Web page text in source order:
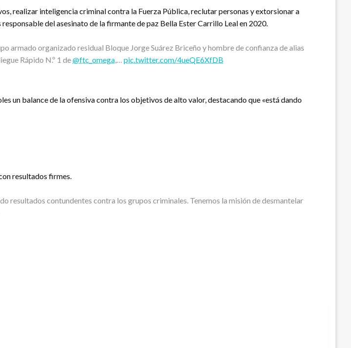
realizar inteligencia criminal contra la Fuerza Pública, reclutar personas y extorsionar a
del asesinato de la firmante de paz Bella Ester Carrillo Leal en 2020.
armado organizado residual Bloque Jorge Suárez Briceño y hombre de confianza de alias
Rápido N.º 1 de@ftc_omega,… pic.twitter.com/4ueQE6XfDB
un balance de la ofensiva contra los objetivos de alto valor, destacando que «está dando
resultados firmes.
resultados contundentes contra los grupos criminales. Tenemos la misión de desmantelar